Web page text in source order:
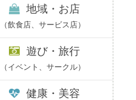
地域・お店
（飲食店、サービス店）
遊び・旅行
（イベント、サークル）
健康・美容